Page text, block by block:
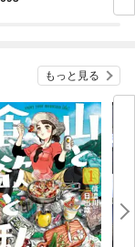
もっと見る